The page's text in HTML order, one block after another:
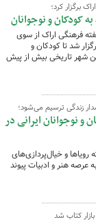
برگزار کرد؛
کودکان و نوجوانان
فرهنگی اراک از سوی
شد تا کودکان و
شهر تاریخی بیش از پیش
زندگی ترسیم می‌شود؛
و نوجوانان ایرانی در
و خیال‌پردازی‌های
عرصه هنر و ادبیات پیوند
کتاب شد